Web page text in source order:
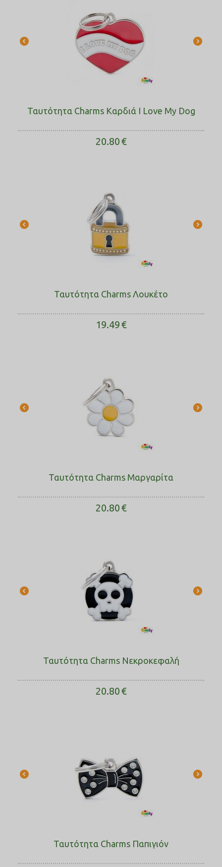
Ταυτότητα Charms Καρδιά I Love My Dog
20.80€
Ταυτότητα Charms Λουκέτο
19.49€
Ταυτότητα Charms Μαργαρίτα
20.80€
Ταυτότητα Charms Νεκροκεφαλή
20.80€
Ταυτότητα Charms Παπιγιόν